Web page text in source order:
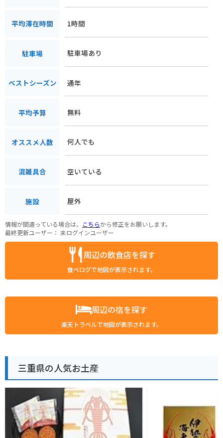
平均滞在時間 1時間
駐車場 駐車場あり
ベストシーズン 通年
平均予算 無料
オススメ人数 何人でも
混雑具合 空いている
施設 屋外
情報が間違っている場合は、 こちらから修正をお願いします。
最終更新ユーザー： 未ログインユーザー
周辺の飲食店を探す
食べログで地図が表示されます。
周辺の宿を探す
楽天トラベルで地図が表示されます。
三重県の人気お土産